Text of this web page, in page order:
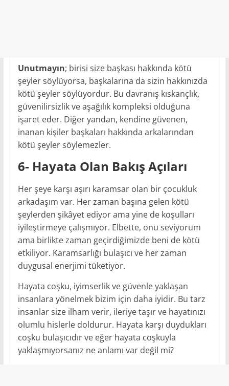
Unutmayın; birisi size başkası hakkında kötü
şeyler söylüyorsa, başkalarına da sizin hakkınızda
kötü şeyler söylüyordur. Bu davranış kıskançlık,
güvenilirsizlik ve aşağılık kompleksi olduğuna
işaret eder. Diğer yandan, kendine güvenen,
inanan kişiler başkaları hakkında arkalarından
kötü şeyler söylemezler.
6- Hayata Olan Bakış Açıları
Her şeye karşı aşırı karamsar olan bir çocukluk
arkadaşım var. Her zaman başına gelen kötü
şeylerden şikâyet ediyor ama yine de koşulları
iyileştirmeye çalışmıyor. Elbette, onu seviyorum
ama birlikte zaman geçirdiğimizde beni de kötü
etkiliyor. Karamsarlığı bulaşıcı ve her zaman
duygusal enerjimi tüketiyor.
Hayata coşku, iyimserlik ve güvenle yaklaşan
insanlara yönelmek bizim için daha iyidir. Bu tarz
insanlar size ilham verir, ileriye taşır ve hayatınızı
olumlu hislerle doldurur. Hayata karşı duydukları
coşku bulaşıcıdır ve eğer hayata coşkuyla
yaklaşmıyorsanız ne anlamı var değil mi?